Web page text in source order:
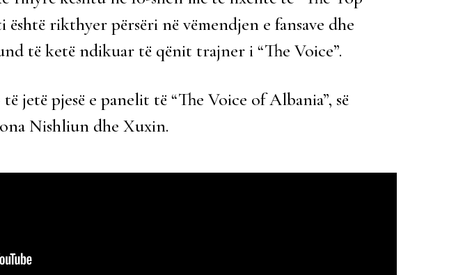
është rikthyer përsëri në vëmendjen e fansave dhe
të ketë ndikuar të qënit trajner i “The Voice”.
jetë pjesë e panelit të “The Voice of Albania”, së
Nishliun dhe Xuxin.